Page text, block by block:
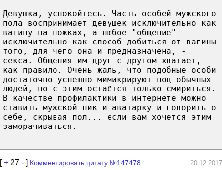
Девушка, успокойтесь. Часть особей мужского
пола воспринимает девушек исключительно как
вагину на ножках, а любое "общение"
исключительно как способ добиться от вагины
того, для чего она и предназначена, -
секса. Общения им друг с другом хватает,
как правило. Очень жаль, что подобные особи
достаточно успешно мимикрируют под обычных
людей, но с этим остаётся только смириться.
В качестве профилактики в интернете можно
ставить мужской ник и аватарку и говорить о
себе, скрывая пол... если вам хочется этим
заморачиваться.
[+ 27 - ] Комментировать цитату №147478 20.12.2017